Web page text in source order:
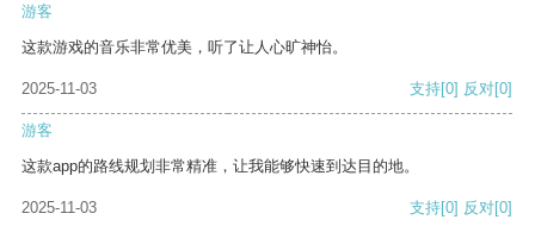
游客
这款游戏的音乐非常优美，听了让人心旷神怡。
2025-11-03 支持[0] 反对[0]
游客
这款app的路线规划非常精准，让我能够快速到达目的地。
2025-11-03 支持[0] 反对[0]